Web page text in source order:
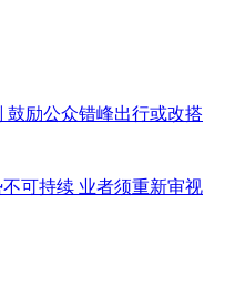
励公众错峰出行或改搭
可持续 业者须重新审视